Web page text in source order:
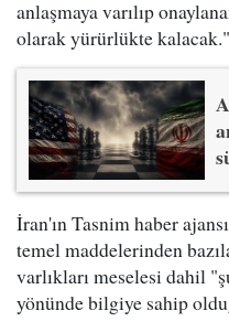
anlaşmaya varılıp
olarak yürürlükte
İran'ın Tasnim haber
temel maddelerinden
varlıkları meselesi dahil
yönünde bilgiye sahip